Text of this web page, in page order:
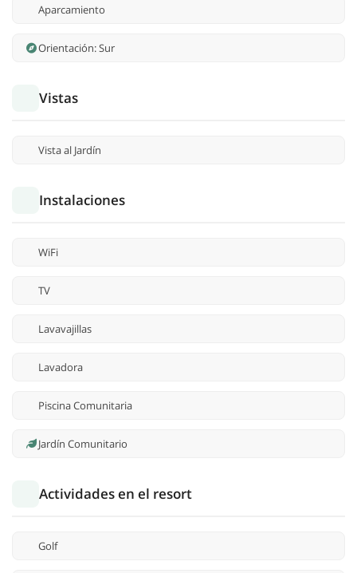
Aparcamiento
Orientación: Sur
Vistas
Vista al Jardín
Instalaciones
WiFi
TV
Lavavajillas
Lavadora
Piscina Comunitaria
Jardín Comunitario
Actividades en el resort
Golf